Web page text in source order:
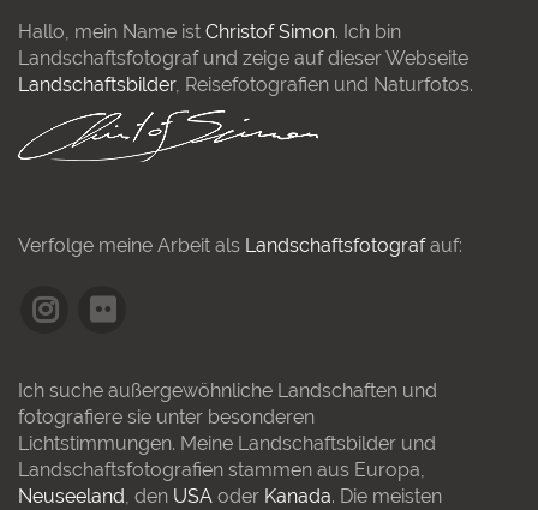
Hallo, mein Name ist Christof Simon. Ich bin
Landschaftsfotograf und zeige auf dieser Webseite
Landschaftsbilder, Reisefotografien und Naturfotos.
Verfolge meine Arbeit als Landschaftsfotografauf:
Ich suche außergewöhnliche Landschaften und
fotografiere sie unter besonderen
Lichtstimmungen. Meine Landschaftsbilder und
Landschaftsfotografien stammen aus Europa,
Neuseeland, den USA oder Kanada. Die meisten